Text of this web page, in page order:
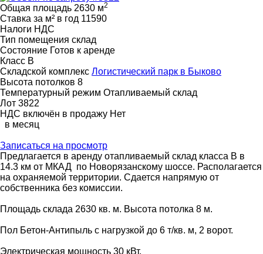
Общая площадь 2630 м2
Ставка за м² в год 11590
Налоги НДС
Тип помещения склад
Состояние Готов к аренде
Класс B
Складской комплекс Логистический парк в Быково
Высота потолков 8
Температурный режим Отапливаемый склад
Лот 3822
НДС включён в продажу Нет
в месяц
Записаться на просмотр
Предлагается в аренду отапливаемый склад класса B в
14.3 км от МКАД по Новорязанскому шоссе. Располагается
на охраняемой территории. Сдается напрямую от
собственника без комиссии.
Площадь склада 2630 кв. м. Высота потолка 8 м.
Пол Бетон-Антипыль с нагрузкой до 6 т/кв. м, 2 ворот.
Электрическая мощность 30 кВт.